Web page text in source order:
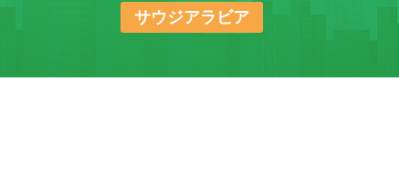
サウジアラビア